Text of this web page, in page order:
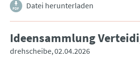
Datei herunterladen
Ideensammlung
drehscheibe 02.04.2026